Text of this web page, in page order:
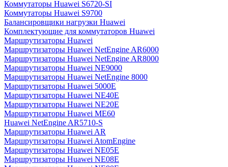
Коммутаторы Huawei S6720-SI
Коммутаторы Huawei S9700
Балансировщики нагрузки Huawei
Комплектующие для коммутаторов Huawei
Маршрутизаторы Huawei
Маршрутизаторы Huawei NetEngine AR6000
Маршрутизаторы Huawei NetEngine AR8000
Маршрутизаторы Huawei NE9000
Маршрутизаторы Huawei NetEngine 8000
Маршрутизаторы Huawei 5000E
Маршрутизаторы Huawei NE40E
Маршрутизаторы Huawei NE20E
Маршрутизаторы Huawei ME60
Huawei NetEngine AR5710-S
Маршрутизаторы Huawei AR
Маршрутизаторы Huawei AtomEngine
Маршрутизаторы Huawei NE05E
Маршрутизаторы Huawei NE08E